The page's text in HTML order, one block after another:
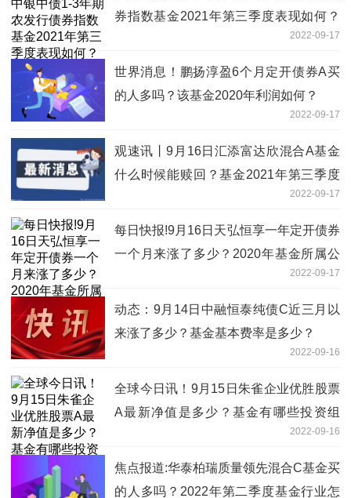
券指数基金2021年第三季度表现如何？
2022-09-17
世界消息！鹏扬淳盈6个月定开债券A买
的人多吗？该基金2020年利润如何？
2022-09-17
观速讯丨9月16日汇添富达欣混合A基金
什么时候能赎回？基金2021年第三季度
2022-09-17
每日快报!9月16日天弘恒享一年定开债券
一个月来涨了多少？2020年基金所属公
2022-09-17
动态：9月14日中融恒泰纯债C近三月以
来涨了多少？基金基本费率是多少？
2022-09-16
全球今日讯！9月15日朱雀企业优胜股票
A最新净值是多少？基金有哪些投资组
2022-09-16
焦点报道:华泰柏瑞质量领先混合C基金买
的人多吗？2022年第二季度基金行业怎